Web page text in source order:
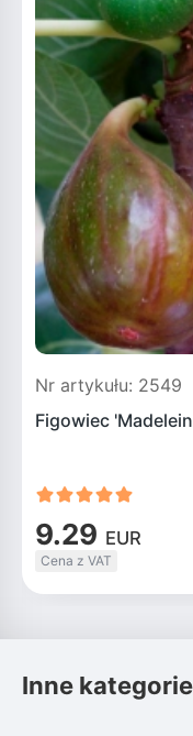
Nr artykułu: 2549
Figowiec
9.29 EUR
Cena z VAT
Inne kategorie